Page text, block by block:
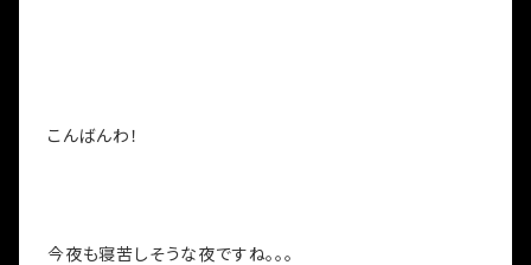
こんばんわ！
今夜も寝苦しそうな夜ですね。。。